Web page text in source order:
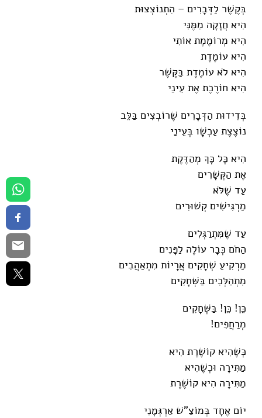
בְּקֶשֶׁר לַדְּבָרִים – הִתְנוֹצְצוּת
הִיא חֲזָקָה מִמֶּנִּי
הִיא מְרוֹמֶמֶת אוֹתִי
הִיא עוֹמֶדֶת
הִיא לֹא עוֹמֶדֶת בַּקֶּשֶׁר
הִיא חוֹרֶכֶת אֶת עֵינַי
בְּדִידוּת הַדְּבָרִים שֶׁרוֹבְצִים בַּלֵּב
נוֹצֶצֶת עַכְשָׁו בְּעֵינַי
הִיא כָּל כָּךְ מְהַדֶּקֶת
אֶת הַקְּשָׁרִים
עַד שֶׁלֹּא
מַרְגִּישִׁים קְשׁוּרִים
עַד שֶׁמִּתְרַגְּלִים
הַחֹם כְּבָר עוֹלֶה לַפָּנִים
מַרְקִיעַ שְׁחָקִים אֲרָיוֹת מִתְאַהֲבִים
מִתְהַלְּכִים בַּשְּׁחָקִים
כֵּן! כֵּן! בַּשְּׁחָקִים
מְרַחֲפִים!
כְּשֶׁהִיא קוֹשֶׁרֶת הִיא
מַתִּירָה וּכְשֶׁהִיא
מַתִּירָה הִיא קוֹשֶׁרֶת
יוֹם אֶחָד בְּמוֹצַ"שׁ אַרְגְּמָנִי